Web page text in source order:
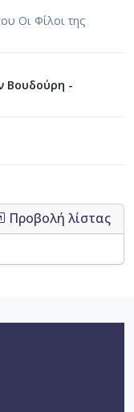
Οι Φίλοι της
Βουδούρη -
Προβολή λίστας